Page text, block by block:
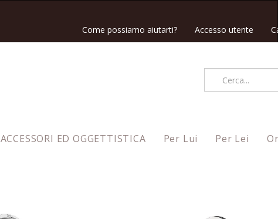
Accesso utente
Come possiamo aiutarti?
ACCESSORI ED OGGETTISTICA Per Lui Per Lei